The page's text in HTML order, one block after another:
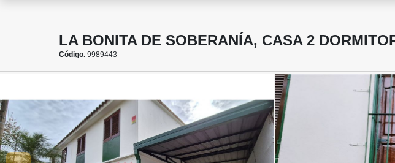
LA BONITA DE SOBERANÍA, CASA 2
Código. 9989443